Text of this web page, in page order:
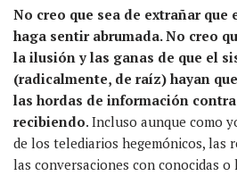
No creo que sea de extrañar que
haga sentir abrumada. No creo
la ilusión y las ganas de que el
(radicalmente, de raíz) hayan
las hordas de información
recibiendo. Incluso aunque como
de los telediarios hegemónicos, las
las conversaciones con conocidas o